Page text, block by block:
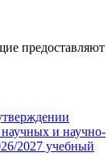
предоставляют
и научно-
2027 учебный